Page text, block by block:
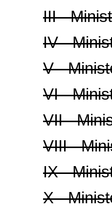
III -
IV -
V -
VI -
VII -
VIII -
IX -
X -